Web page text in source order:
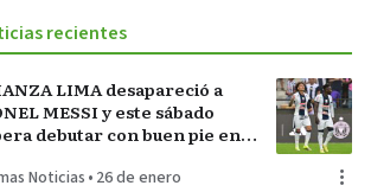
recientes
LIMA desapareció a
MESSI y este sábado
debutar con buen pie en
Noticias• 26 de enero